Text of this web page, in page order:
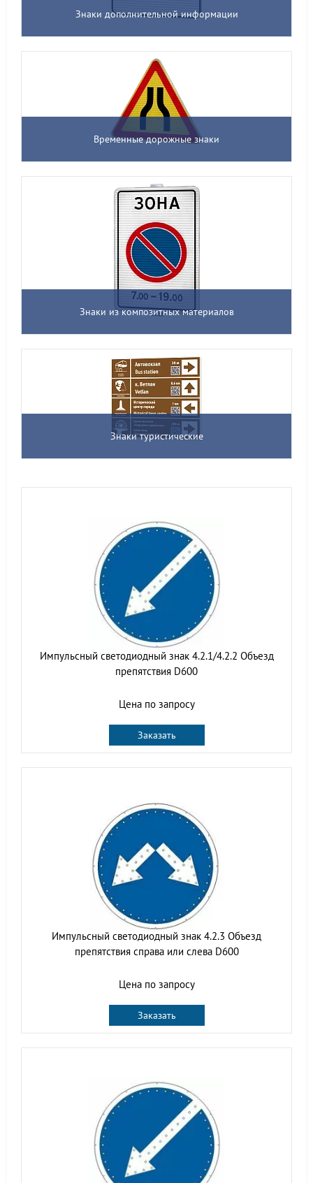
Знаки дополнительной информации
Временные дорожные знаки
Знаки из композитных материалов
Знаки туристические
Импульсный светодиодный знак 4.2.1/4.2.2 Объезд
препятствия D600
Цена по запросу
Заказать
Импульсный светодиодный знак 4.2.3 Объезд
препятствия справа или слева D600
Цена по запросу
Заказать